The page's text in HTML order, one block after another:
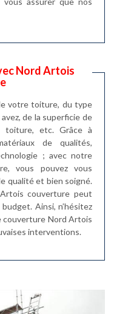
Nord Artois
votre toiture, du type
de la superficie de
etc. Grâce à
de qualités,
; avec notre
vous pouvez vous
qualité et bien soigné.
couverture peut
Ainsi, n’hésitez
Nord Artois
interventions.